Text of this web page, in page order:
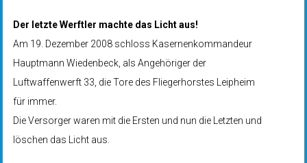
Der letzte Werftler machte das Licht aus!
Am 19. Dezember 2008 schloss Kasernenkommandeur
Hauptmann Wiedenbeck, als Angehöriger der
Luftwaffenwerft 33, die Tore des Fliegerhorstes Leipheim
für immer.
Die Versorger waren mit die Ersten und nun die Letzten und
löschen das Licht aus.